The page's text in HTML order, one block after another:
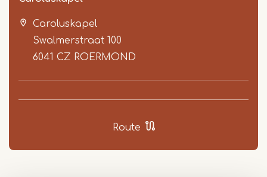
Caroluskapel
Swalmerstraat 100
6041 CZ ROERMOND
Route